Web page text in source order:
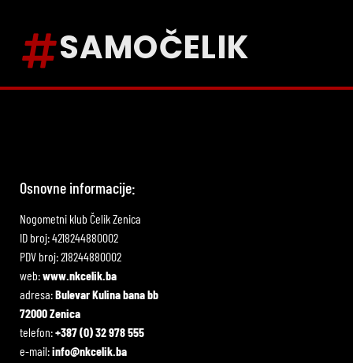
SAMOČELIK
Osnovne informacije:
Nogometni klub Čelik Zenica
ID broj: 4218244880002
PDV broj: 218244880002
web:www.nkcelik.ba
adresa:Bulevar Kulina bana bb
72000 Zenica
telefon:+387 (0) 32 978 555
e-mail:info@nkcelik.ba